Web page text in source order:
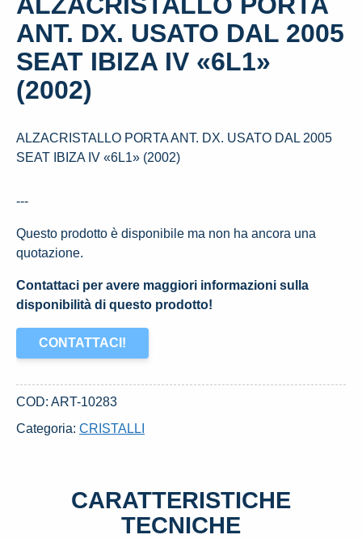
ANT. DX. USATO DAL 2005
SEAT IBIZA IV «6L1»
(2002)
ALZACRISTALLO PORTA ANT. DX. USATO DAL 2005
SEAT IBIZA IV «6L1» (2002)
---
Questo prodotto è disponibile ma non ha ancora una
quotazione.
Contattaci per avere maggiori informazioni sulla
disponibilità di questo prodotto!
CONTATTACI!
COD: ART-10283
Categoria: CRISTALLI
CARATTERISTICHE
TECNICHE